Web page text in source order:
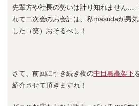
先輩方や社長の勢いは計り知れません…
れて二次会のお会計は、私masudaが男
した（笑）おそるべし！
さて、前回に引き続き夜の中目黒高架下
紹介させて頂きますね！